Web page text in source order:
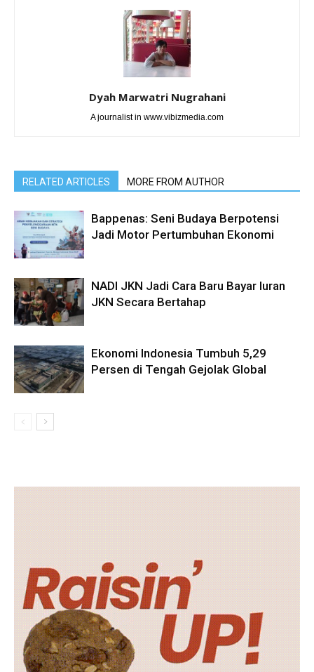
Dyah Marwatri Nugrahani
A journalist in www.vibizmedia.com
RELATED ARTICLES MORE FROM AUTHOR
Bappenas: Seni Budaya Berpotensi
Jadi Motor Pertumbuhan Ekonomi
NADI JKN Jadi Cara Baru Bayar Iuran
JKN Secara Bertahap
Ekonomi Indonesia Tumbuh 5,29
Persen di Tengah Gejolak Global